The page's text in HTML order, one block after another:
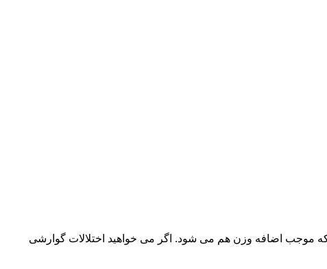
موجب اضافه وزن هم می شود. اگر می خواهید اختلالات گوارشی